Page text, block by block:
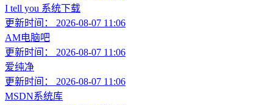
I tell you 系统下载
更新时间： 2026-08-07 11:06
AM电脑吧
更新时间： 2026-08-07 11:06
爱纯净
更新时间： 2026-08-07 11:06
MSDN系统库